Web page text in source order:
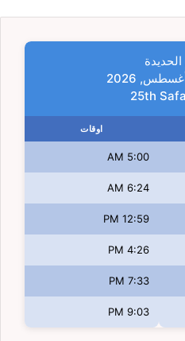
25th
اوقات
5:00 AM
6:24 AM
12:59 PM
4:26 PM
7:33 PM
9:03 PM